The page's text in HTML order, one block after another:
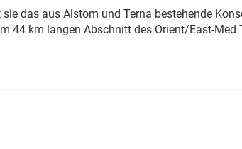
das aus Alstom und Terna bestehende
44 km langen Abschnitt des Orient/East-Med